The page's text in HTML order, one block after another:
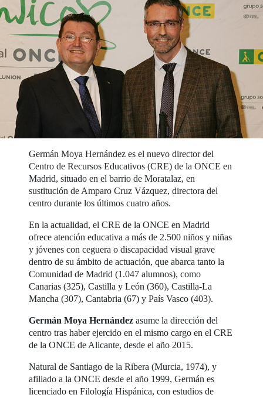
Germán Moya Hernández es el nuevo director del
Centro de Recursos Educativos (CRE) de la ONCE en
Madrid, situado en el barrio de Moratalaz, en
sustitución de Amparo Cruz Vázquez, directora del
centro durante los últimos cuatro años.
En la actualidad, el CRE de la ONCE en Madrid
ofrece atención educativa a más de 2.500 niños y niñas
y jóvenes con ceguera o discapacidad visual grave
dentro de su ámbito de actuación, que abarca tanto la
Comunidad de Madrid (1.047 alumnos), como
Canarias (325), Castilla y León (360), Castilla-La
Mancha (307), Cantabria (67) y País Vasco (403).
Germán Moya Hernández asume la dirección del
centro tras haber ejercido en el mismo cargo en el CRE
de la ONCE de Alicante, desde el año 2015.
Natural de Santiago de la Ribera (Murcia, 1974), y
afiliado a la ONCE desde el año 1999, Germán es
licenciado en Filología Hispánica, con estudios de